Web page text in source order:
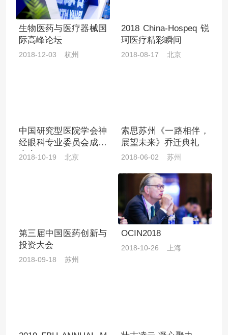
生物医药与医疗器械国
际高峰论坛
2018-12-03 杭州
2018 China-Hospeq 锐
珂医疗精彩瞬间
2018-08-17 北京
中国研究型医院学会神
经眼科专业委员会成立
大会
2018-10-19 北京
索思苏州《一路相伴，
展望未来》乔迁典礼
2018-06-02 苏州
第三届中国医药创新与
投资大会
2018-09-18 苏州
OCIN2018
2018-10-26 上海